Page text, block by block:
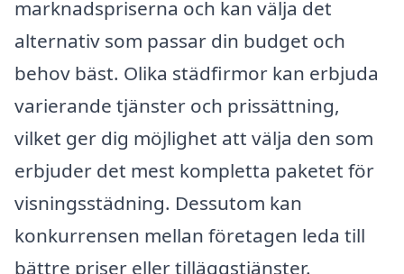
marknadspriserna och kan välja det
alternativ som passar din budget och
behov bäst. Olika städfirmor kan erbjuda
varierande tjänster och prissättning,
vilket ger dig möjlighet att välja den som
erbjuder det mest kompletta paketet för
visningsstädning. Dessutom kan
konkurrensen mellan företagen leda till
bättre priser eller tilläggstjänster.